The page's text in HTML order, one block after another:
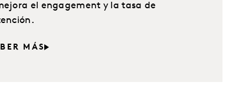
el engagement y la tasa de
MÁS